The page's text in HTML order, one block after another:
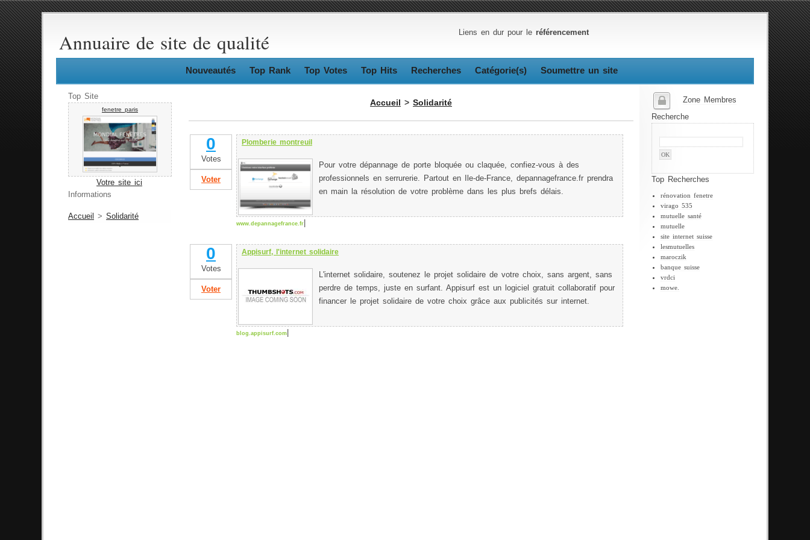
Annuaire de site de qualité Liens en dur pour le référencement
Nouveautés Top Rank Top Votes Top Hits Recherches Catégorie(s) Soumettre un site
Top Site
fenetre paris
Votre site ici
Informations
Accueil > Solidarité
Zone Membres
Recherche
Top Recherches
rénovation fenetre
virago 535
mutuelle santé
mutuelle
site internet suisse
lesmutuelles
maroczik
banque suisse
vrdci
mowe.
Accueil > Solidarité
0
Votes
Voter
Plomberie montreuil
Pour votre dépannage de porte bloquée ou claquée, confiez-vous à des
professionnels en serrurerie. Partout en Ile-de-France, depannagefrance.fr prendra
en main la résolution de votre problème dans les plus brefs délais.
www.depannagefrance.fr
0
Votes
Voter
Appisurf, l'internet solidaire
L'internet solidaire, soutenez le projet solidaire de votre choix, sans argent, sans
perdre de temps, juste en surfant. Appisurf est un logiciel gratuit collaboratif pour
financer le projet solidaire de votre choix grâce aux publicités sur internet.
blog.appisurf.com